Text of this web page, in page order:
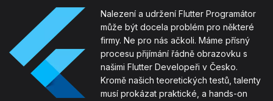
Nalezení a udržení Flutter Programátor
může být docela problém pro některé
firmy. Ne pro nás ačkoli. Máme přísný
procesu přijímání řádně obrazovku s
našimi Flutter Developeři v Česko.
Kromě našich teoretických testů, talenty
musí prokázat praktické, a hands-on